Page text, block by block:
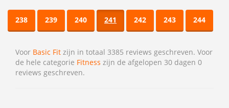
238 239 240 241 242 243 244
Voor Basic Fit zijn in totaal 3385 reviews geschreven. Voor
de hele categorie Fitness zijn de afgelopen 30 dagen 0
reviews geschreven.